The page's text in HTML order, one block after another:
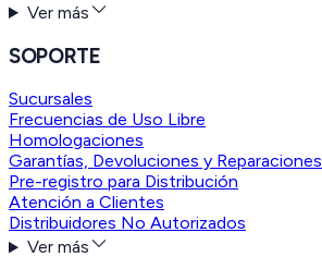
Ver más
SOPORTE
Sucursales
Frecuencias de Uso Libre
Homologaciones
Garantías, Devoluciones y Reparaciones
Pre-registro para Distribución
Atención a Clientes
Distribuidores No Autorizados
Ver más